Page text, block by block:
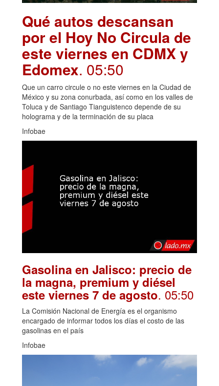
Qué autos descansan
por el Hoy No Circula de
este viernes en CDMX y
Edomex. 05:50
Que un carro circule o no este viernes en la Ciudad de
México y su zona conurbada, así como en los valles de
Toluca y de Santiago Tianguistenco depende de su
holograma y de la terminación de su placa
Infobae
Gasolina en Jalisco: precio de
la magna, premium y diésel
este viernes 7 de agosto. 05:50
La Comisión Nacional de Energía es el organismo
encargado de informar todos los días el costo de las
gasolinas en el país
Infobae